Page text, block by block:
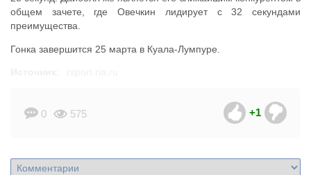
общем зачете, где Овечкин лидирует с 32 секундами
преимущества.
Гонка завершится 25 марта в Куала-Лумпуре.
0 575 +1